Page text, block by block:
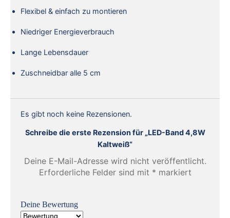
Flexibel & einfach zu montieren
Niedriger Energieverbrauch
Lange Lebensdauer
Zuschneidbar alle 5 cm
Es gibt noch keine Rezensionen.
Schreibe die erste Rezension für „LED-Band 4,8W
Kaltweiß“
Deine E-Mail-Adresse wird nicht veröffentlicht.
Erforderliche Felder sind mit * markiert
Deine Bewertung